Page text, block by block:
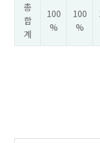
총
합
계
100
%
100
%